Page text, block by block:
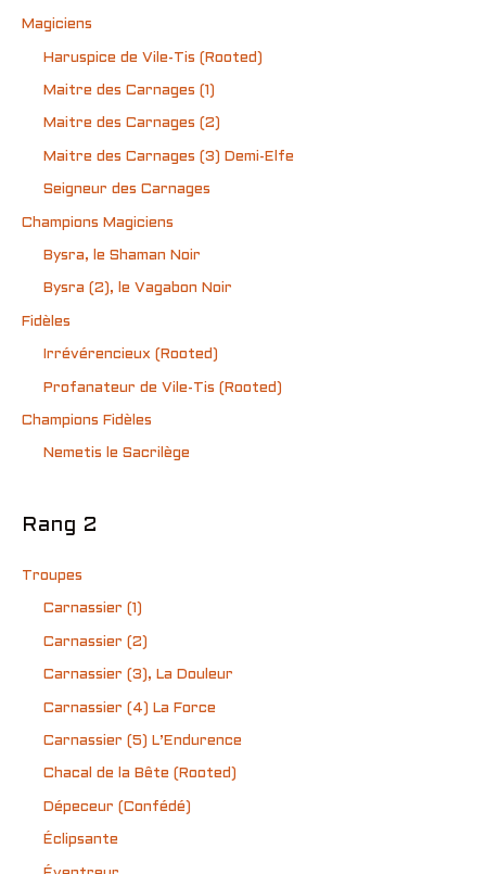
Magiciens
Haruspice de Vile-Tis (Rooted)
Maitre des Carnages (1)
Maitre des Carnages (2)
Maitre des Carnages (3) Demi-Elfe
Seigneur des Carnages
Champions Magiciens
Bysra, le Shaman Noir
Bysra (2), le Vagabon Noir
Fidèles
Irrévérencieux (Rooted)
Profanateur de Vile-Tis (Rooted)
Champions Fidèles
Nemetis le Sacrilège
Rang 2
Troupes
Carnassier (1)
Carnassier (2)
Carnassier (3), La Douleur
Carnassier (4) La Force
Carnassier (5) L’Endurence
Chacal de la Bête (Rooted)
Dépeceur (Confédé)
Éclipsante